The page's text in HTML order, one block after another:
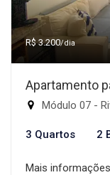
R$ 3.200/dia
Apartamento
Módulo 07 -
3 Quartos 2
Mais informações